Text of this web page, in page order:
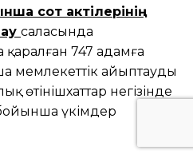
сот актілерінің
саласында
747 адамға
мемлекеттік айыптауды
өтінішхаттар негізінде
үкімдер